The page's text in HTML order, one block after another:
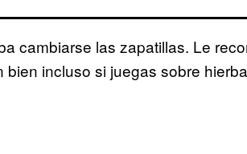
cambiarse las zapatillas. Le
incluso si juegas sobre